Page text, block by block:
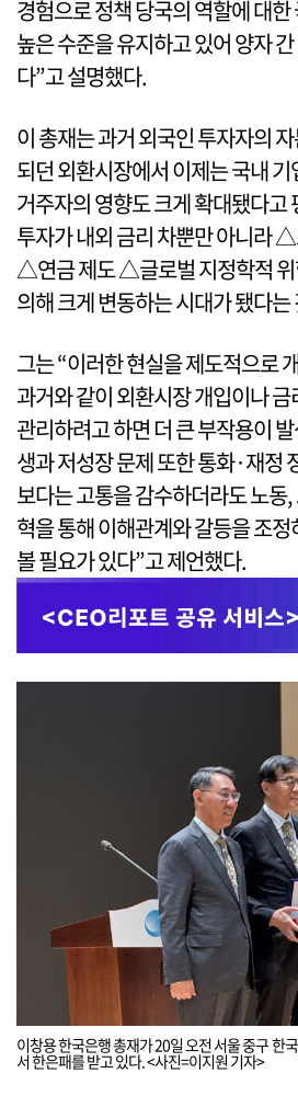
경험으로 정책 당국의 역할에 대
높은 수준을 유지하고 있어 양자
다”고 설명했다.
이 총재는 과거 외국인 투자자의
되던 외환시장에서 이제는 국내
거주자의 영향도 크게 확대됐다고
투자가 내외 금리 차뿐만 아니라
△연금 제도 △글로벌 지정학적 위
의해 크게 변동하는 시대가 됐다
그는 “이러한 현실을 제도적으로
과거와 같이 외환시장 개입이나
관리하려고 하면 더 큰 부작용이
생과 저성장 문제 또한 통화·재정
보다는 고통을 감수하더라도 노동
혁을 통해 이해관계와 갈등을 조
볼 필요가 있다”고 제언했다.
이창용 한국은행 총재가 20일 오전 서울 중구 한
서 한은패를 받고 있다. <사진=이지원 기자>